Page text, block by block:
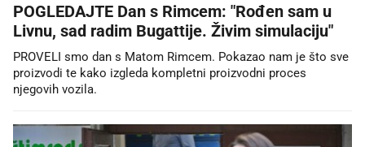
POGLEDAJTE Dan s Rimcem: "Rođen sam u
Livnu, sad radim Bugattije. Živim simulaciju"
PROVELI smo dan s Matom Rimcem. Pokazao nam je što sve
proizvodi te kako izgleda kompletni proizvodni proces
njegovih vozila.